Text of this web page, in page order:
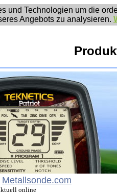
und Technologien um die
Angebots zu analysieren.
Metallsonde.com
online